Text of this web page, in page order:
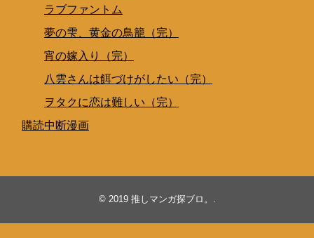
ラブファントム
夢の雫、黄金の鳥籠（完）
宵の嫁入り（完）
八雲さんは餌づけがしたい（完）
ヲタクに恋は難しい（完）
購読中断漫画
© 2019 推しマンガ探ブロ。 .